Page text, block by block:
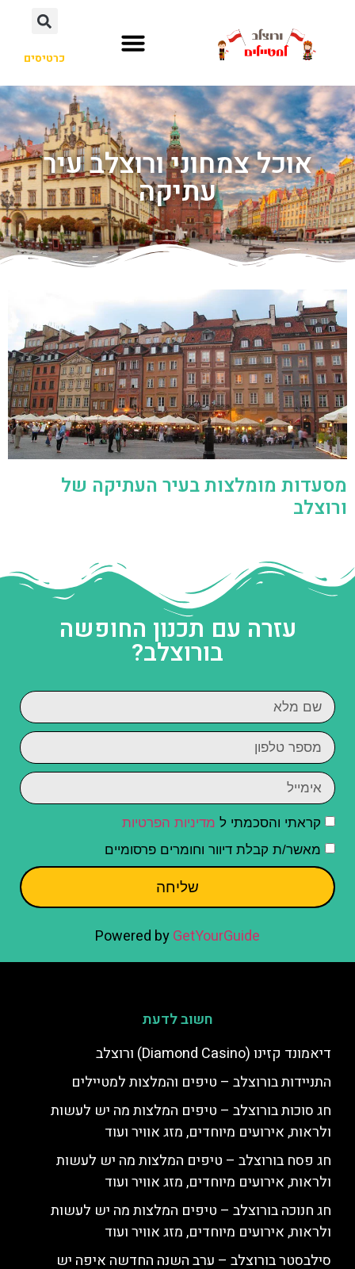
כרטיסים
אוכל צמחוני ורוצלב עיר
עתיקה
מסעדות מומלצות בעיר העתיקה של
ורוצלב
עזרה עם תכנון החופשה
בורוצלב?
קראתי והסכמתי ל מדיניות הפרטיות
מאשר/ת קבלת דיוור וחומרים פרסומיים
שליחה
Powered byGetYourGuide
חשוב לדעת
דיאמונד קזינו (Diamond Casino) ורוצלב
התניידות בורוצלב – טיפים והמלצות למטיילים
חג סוכות בורוצלב – טיפים המלצות מה יש לעשות
ולראות, אירועים מיוחדים, מזג אוויר ועוד
חג פסח בורוצלב – טיפים המלצות מה יש לעשות
ולראות, אירועים מיוחדים, מזג אוויר ועוד
חג חנוכה בורוצלב – טיפים המלצות מה יש לעשות
ולראות, אירועים מיוחדים, מזג אוויר ועוד
סילבסטר בורוצלב – ערב השנה החדשה איפה יש